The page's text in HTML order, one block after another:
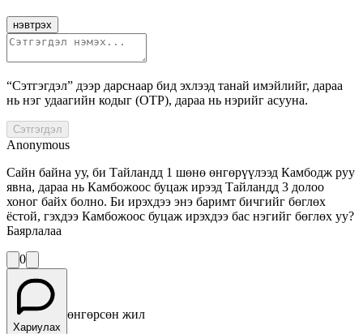
нэвтрэх
“Сэтгэгдэл” дээр дарснаар бид эхлээд танай имэйлийг, дараа
нь нэг удаагийн кодыг (OTP), дараа нь нэрийг асууна.
Сэтгэгдэл
Anonymous
Сайн байна уу, би Тайландд 1 шөнө өнгөрүүлээд Камбодж руу
явна, дараа нь Камбожоос буцаж ирээд Тайландд 3 долоо
хоног байх болно. Би ирэхдээ энэ баримт бичгийг бөглөх
ёстой, гэхдээ Камбожоос буцаж ирэхдээ бас нэгийг бөглөх уу?
Баярлалаа
0
Хариулах
өнгөрсөн жил